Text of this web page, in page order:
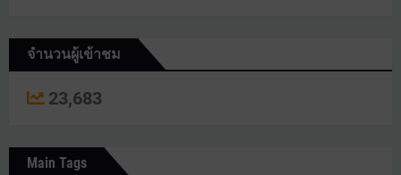
จำนวนผู้เข้าชม
23,683
Main Tags